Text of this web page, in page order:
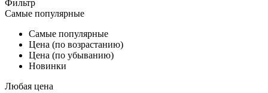
Фильтр
Самые популярные
Самые популярные
Цена (по возрастанию)
Цена (по убыванию)
Новинки
Любая цена